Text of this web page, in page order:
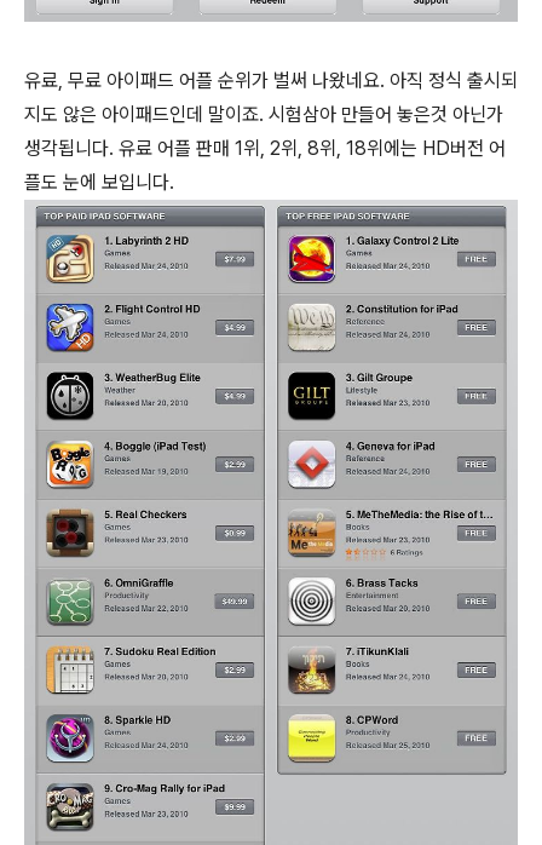
유료, 무료 아이패드 어플 순위가 벌써 나왔네요. 아직 정식 출시되
지도 않은 아이패드인데 말이죠. 시험삼아 만들어 놓은것 아닌가
생각됩니다. 유료 어플 판매 1위, 2위, 8위, 18위에는 HD버전 어
플도 눈에 보입니다.